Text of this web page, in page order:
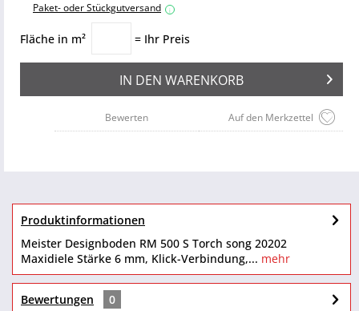
Paket- oder Stückgutversand i
Fläche in m² = Ihr Preis
IN DEN WARENKORB
Auf den Merkzettel
Bewerten
Produktinformationen
Meister Designboden RM 500 S Torch song 20202
Maxidiele Stärke 6 mm, Klick-Verbindung,... mehr
Bewertungen
0